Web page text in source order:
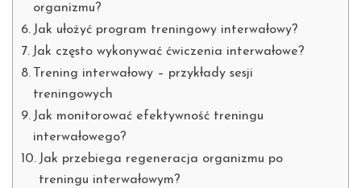
organizmu?
Jak ułożyć program treningowy interwałowy?
Jak często wykonywać ćwiczenia interwałowe?
Trening interwałowy – przykłady sesji
treningowych
Jak monitorować efektywność treningu
interwałowego?
Jak przebiega regeneracja organizmu po
treningu interwałowym?